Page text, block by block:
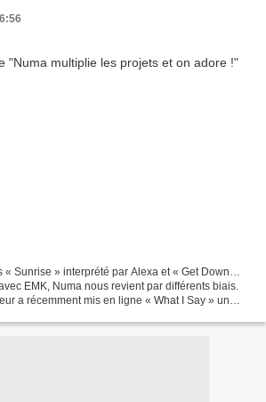
« Sunrise » interprété par Alexa et « Get Down…
EMK, Numa nous revient par différents biais.
a récemment mis en ligne « What I Say » un